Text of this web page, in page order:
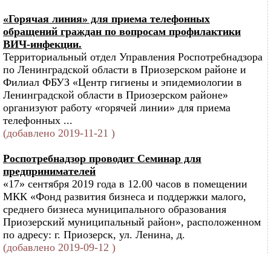
«Горячая линия» для приема телефонных
обращений граждан по вопросам профилактики
ВИЧ-инфекции.
Территориальный отдел Управления Роспотребнадзора
по Ленинградской области в Приозерском районе и
Филиал ФБУЗ «Центр гигиены и эпидемиологии в
Ленинградской области в Приозерском районе»
организуют работу «горячей линии» для приема
телефонных ...
(добавлено 2019-11-21 )
Роспотребнадзор проводит Семинар для
предпринимателей
«17» сентября 2019 года в 12.00 часов в помещении
МКК «Фонд развития бизнеса и поддержки малого,
среднего бизнеса муниципального образования
Приозерский муниципальный район», расположенном
по адресу: г. Приозерск, ул. Ленина, д.
(добавлено 2019-09-12 )